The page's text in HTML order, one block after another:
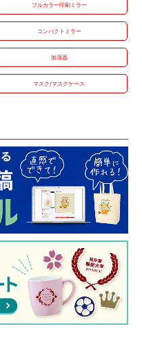
フルカラー印刷ミラー
コンパクトミラー
加湿器
マスク/マスクケース